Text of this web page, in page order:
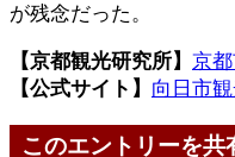
が残念だった。
【京都観光研究所】 京
【公式サイト】 向日市
このエントリーを共